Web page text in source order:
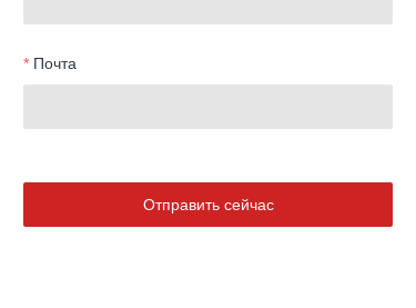
Почта
Отправить сейчас
RU